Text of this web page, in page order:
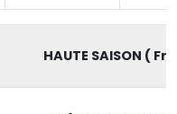
HAUTE SAISON (